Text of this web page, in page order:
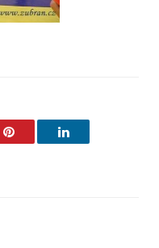
Pinterest LinkedIn